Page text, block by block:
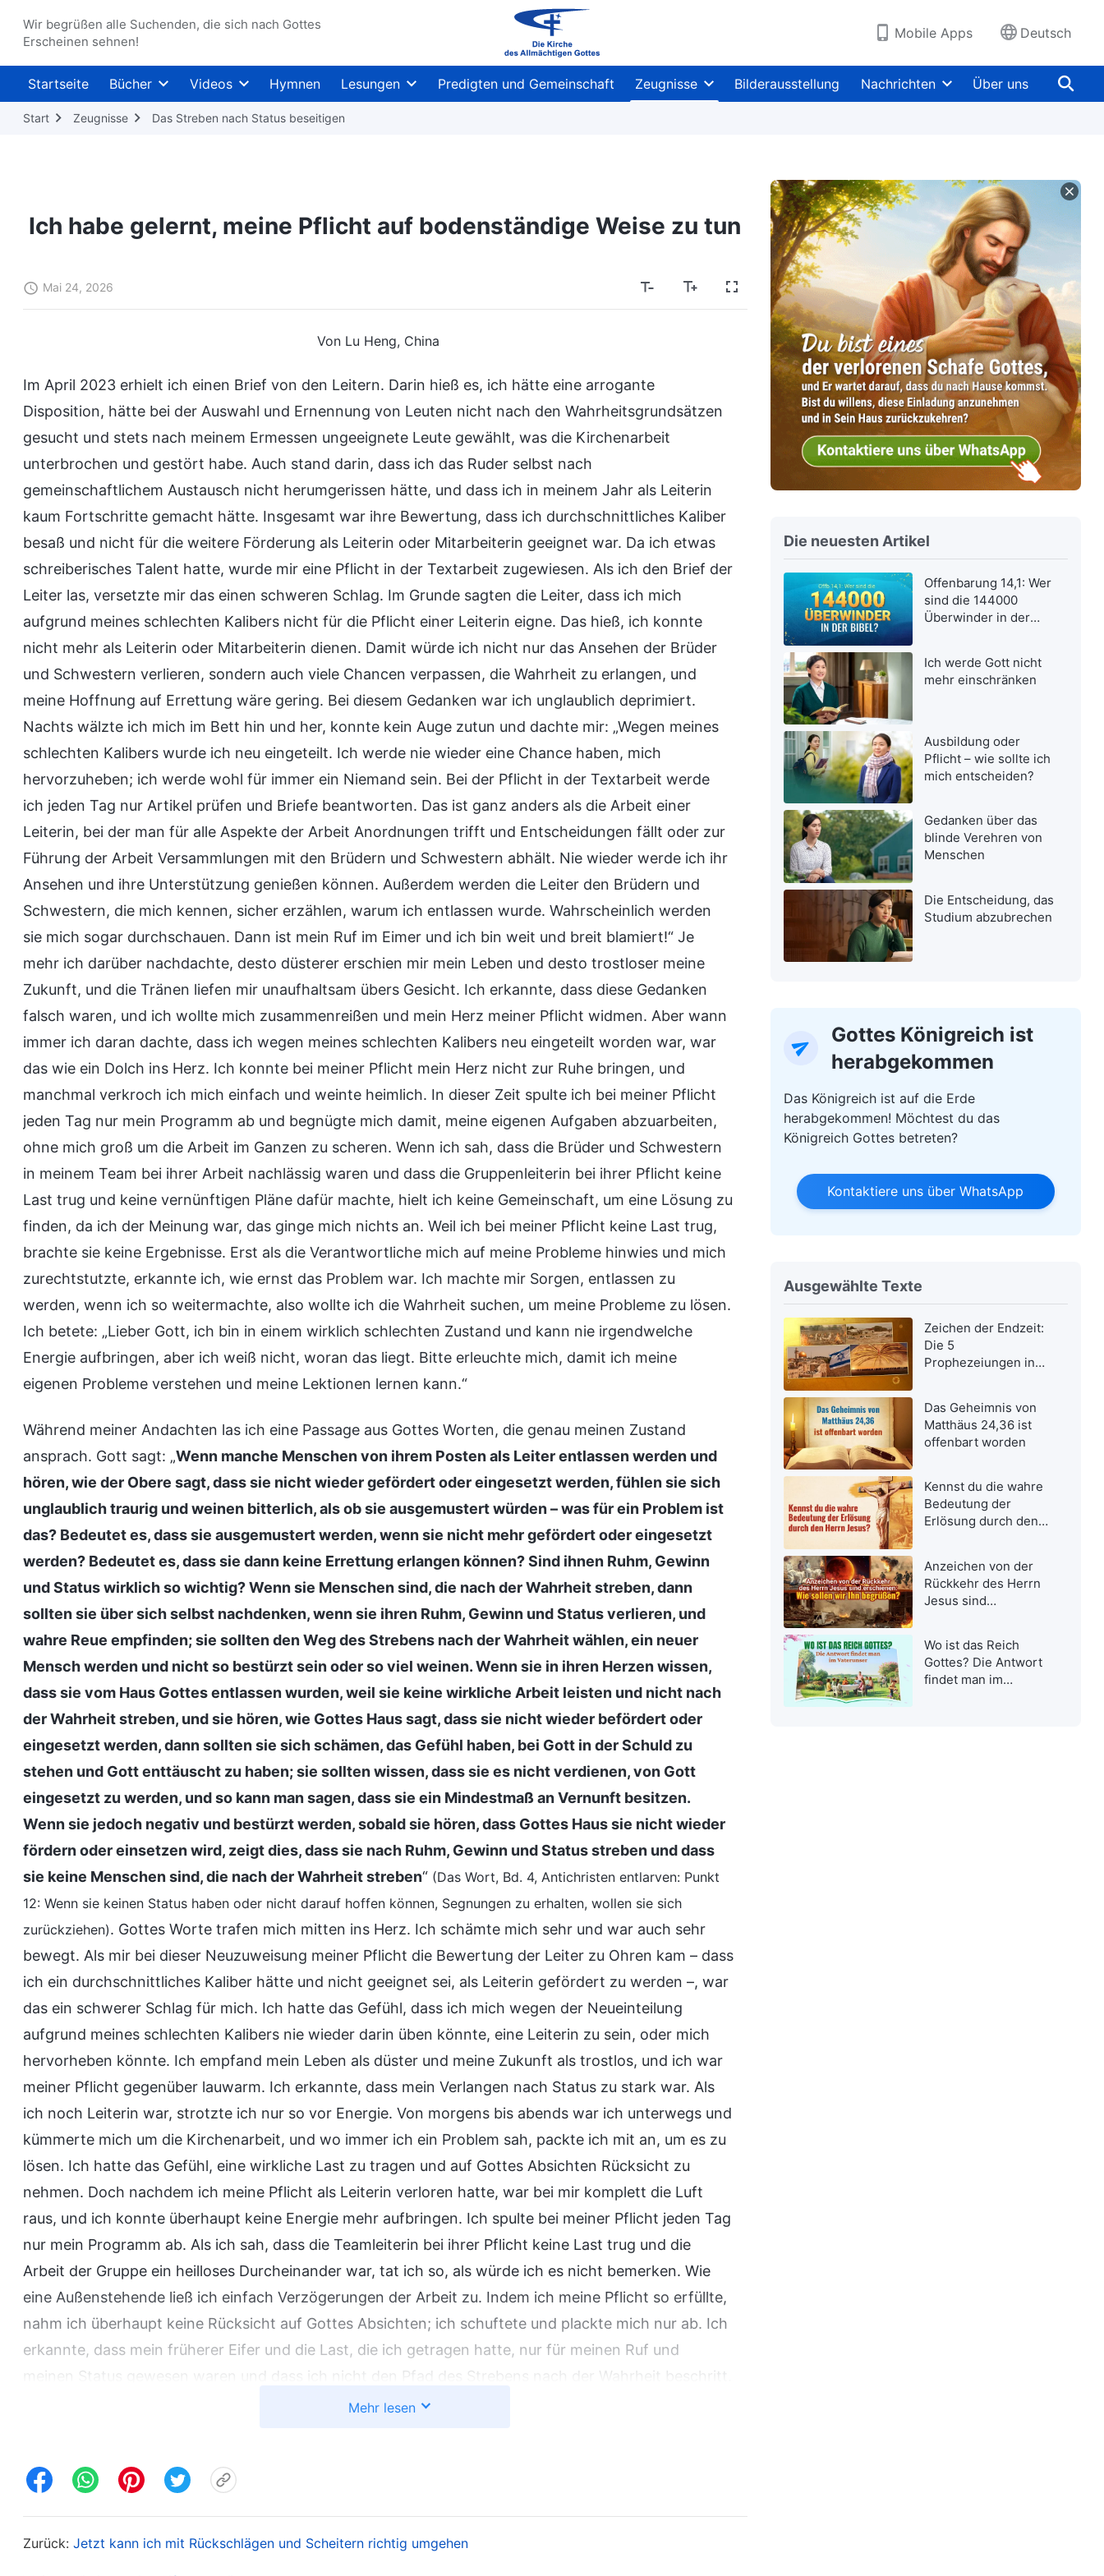
Wir begrüßen alle Suchenden, die sich nach Gottes
Erscheinen sehnen!
Mobile Apps Deutsch
Startseite Bücher Videos Hymnen Lesungen Predigten und Gemeinschaft Zeugnisse Bilderausstellung Nachrichten Über uns
Start Zeugnisse Das Streben nach Status beseitigen
Ich habe gelernt, meine Pflicht auf bodenständige Weise zu tun
Mai 24, 2026
Von Lu Heng, China
Im April 2023 erhielt ich einen Brief von den Leitern. Darin hieß es, ich hätte eine arrogante
Disposition, hätte bei der Auswahl und Ernennung von Leuten nicht nach den Wahrheitsgrundsätzen
gesucht und stets nach meinem Ermessen ungeeignete Leute gewählt, was die Kirchenarbeit
unterbrochen und gestört habe. Auch stand darin, dass ich das Ruder selbst nach
gemeinschaftlichem Austausch nicht herumgerissen hätte, und dass ich in meinem Jahr als Leiterin
kaum Fortschritte gemacht hätte. Insgesamt war ihre Bewertung, dass ich durchschnittliches Kaliber
besaß und nicht für die weitere Förderung als Leiterin oder Mitarbeiterin geeignet war. Da ich etwas
schreiberisches Talent hatte, wurde mir eine Pflicht in der Textarbeit zugewiesen. Als ich den Brief der
Leiter las, versetzte mir das einen schweren Schlag. Im Grunde sagten die Leiter, dass ich mich
aufgrund meines schlechten Kalibers nicht für die Pflicht einer Leiterin eigne. Das hieß, ich konnte
nicht mehr als Leiterin oder Mitarbeiterin dienen. Damit würde ich nicht nur das Ansehen der Brüder
und Schwestern verlieren, sondern auch viele Chancen verpassen, die Wahrheit zu erlangen, und
meine Hoffnung auf Errettung wäre gering. Bei diesem Gedanken war ich unglaublich deprimiert.
Nachts wälzte ich mich im Bett hin und her, konnte kein Auge zutun und dachte mir: „Wegen meines
schlechten Kalibers wurde ich neu eingeteilt. Ich werde nie wieder eine Chance haben, mich
hervorzuheben; ich werde wohl für immer ein Niemand sein. Bei der Pflicht in der Textarbeit werde
ich jeden Tag nur Artikel prüfen und Briefe beantworten. Das ist ganz anders als die Arbeit einer
Leiterin, bei der man für alle Aspekte der Arbeit Anordnungen trifft und Entscheidungen fällt oder zur
Führung der Arbeit Versammlungen mit den Brüdern und Schwestern abhält. Nie wieder werde ich ihr
Ansehen und ihre Unterstützung genießen können. Außerdem werden die Leiter den Brüdern und
Schwestern, die mich kennen, sicher erzählen, warum ich entlassen wurde. Wahrscheinlich werden
sie mich sogar durchschauen. Dann ist mein Ruf im Eimer und ich bin weit und breit blamiert!“ Je
mehr ich darüber nachdachte, desto düsterer erschien mir mein Leben und desto trostloser meine
Zukunft, und die Tränen liefen mir unaufhaltsam übers Gesicht. Ich erkannte, dass diese Gedanken
falsch waren, und ich wollte mich zusammenreißen und mein Herz meiner Pflicht widmen. Aber wann
immer ich daran dachte, dass ich wegen meines schlechten Kalibers neu eingeteilt worden war, war
das wie ein Dolch ins Herz. Ich konnte bei meiner Pflicht mein Herz nicht zur Ruhe bringen, und
manchmal verkroch ich mich einfach und weinte heimlich. In dieser Zeit spulte ich bei meiner Pflicht
jeden Tag nur mein Programm ab und begnügte mich damit, meine eigenen Aufgaben abzuarbeiten,
ohne mich groß um die Arbeit im Ganzen zu scheren. Wenn ich sah, dass die Brüder und Schwestern
in meinem Team bei ihrer Arbeit nachlässig waren und dass die Gruppenleiterin bei ihrer Pflicht keine
Last trug und keine vernünftigen Pläne dafür machte, hielt ich keine Gemeinschaft, um eine Lösung zu
finden, da ich der Meinung war, das ginge mich nichts an. Weil ich bei meiner Pflicht keine Last trug,
brachte sie keine Ergebnisse. Erst als die Verantwortliche mich auf meine Probleme hinwies und mich
zurechtstutzte, erkannte ich, wie ernst das Problem war. Ich machte mir Sorgen, entlassen zu
werden, wenn ich so weitermachte, also wollte ich die Wahrheit suchen, um meine Probleme zu lösen.
Ich betete: „Lieber Gott, ich bin in einem wirklich schlechten Zustand und kann nie irgendwelche
Energie aufbringen, aber ich weiß nicht, woran das liegt. Bitte erleuchte mich, damit ich meine
eigenen Probleme verstehen und meine Lektionen lernen kann.“
Während meiner Andachten las ich eine Passage aus Gottes Worten, die genau meinen Zustand
ansprach. Gott sagt: „Wenn manche Menschen von ihrem Posten als Leiter entlassen werden und
hören, wie der Obere sagt, dass sie nicht wieder gefördert oder eingesetzt werden, fühlen sie sich
unglaublich traurig und weinen bitterlich, als ob sie ausgemustert würden – was für ein Problem ist
das? Bedeutet es, dass sie ausgemustert werden, wenn sie nicht mehr gefördert oder eingesetzt
werden? Bedeutet es, dass sie dann keine Errettung erlangen können? Sind ihnen Ruhm, Gewinn
und Status wirklich so wichtig? Wenn sie Menschen sind, die nach der Wahrheit streben, dann
sollten sie über sich selbst nachdenken, wenn sie ihren Ruhm, Gewinn und Status verlieren, und
wahre Reue empfinden; sie sollten den Weg des Strebens nach der Wahrheit wählen, ein neuer
Mensch werden und nicht so bestürzt sein oder so viel weinen. Wenn sie in ihren Herzen wissen,
dass sie vom Haus Gottes entlassen wurden, weil sie keine wirkliche Arbeit leisten und nicht nach
der Wahrheit streben, und sie hören, wie Gottes Haus sagt, dass sie nicht wieder befördert oder
eingesetzt werden, dann sollten sie sich schämen, das Gefühl haben, bei Gott in der Schuld zu
stehen und Gott enttäuscht zu haben; sie sollten wissen, dass sie es nicht verdienen, von Gott
eingesetzt zu werden, und so kann man sagen, dass sie ein Mindestmaß an Vernunft besitzen.
Wenn sie jedoch negativ und bestürzt werden, sobald sie hören, dass Gottes Haus sie nicht wieder
fördern oder einsetzen wird, zeigt dies, dass sie nach Ruhm, Gewinn und Status streben und dass
sie keine Menschen sind, die nach der Wahrheit streben“ (Das Wort, Bd. 4, Antichristen entlarven: Punkt
12: Wenn sie keinen Status haben oder nicht darauf hoffen können, Segnungen zu erhalten, wollen sie sich
zurückziehen). Gottes Worte trafen mich mitten ins Herz. Ich schämte mich sehr und war auch sehr
bewegt. Als mir bei dieser Neuzuweisung meiner Pflicht die Bewertung der Leiter zu Ohren kam – dass
ich ein durchschnittliches Kaliber hätte und nicht geeignet sei, als Leiterin gefördert zu werden –, war
das ein schwerer Schlag für mich. Ich hatte das Gefühl, dass ich mich wegen der Neueinteilung
aufgrund meines schlechten Kalibers nie wieder darin üben könnte, eine Leiterin zu sein, oder mich
hervorheben könnte. Ich empfand mein Leben als düster und meine Zukunft als trostlos, und ich war
meiner Pflicht gegenüber lauwarm. Ich erkannte, dass mein Verlangen nach Status zu stark war. Als
ich noch Leiterin war, strotzte ich nur so vor Energie. Von morgens bis abends war ich unterwegs und
kümmerte mich um die Kirchenarbeit, und wo immer ich ein Problem sah, packte ich mit an, um es zu
lösen. Ich hatte das Gefühl, eine wirkliche Last zu tragen und auf Gottes Absichten Rücksicht zu
nehmen. Doch nachdem ich meine Pflicht als Leiterin verloren hatte, war bei mir komplett die Luft
raus, und ich konnte überhaupt keine Energie mehr aufbringen. Ich spulte bei meiner Pflicht jeden Tag
nur mein Programm ab. Als ich sah, dass die Teamleiterin bei ihrer Pflicht keine Last trug und die
Arbeit der Gruppe ein heilloses Durcheinander war, tat ich so, als würde ich es nicht bemerken. Wie
eine Außenstehende ließ ich einfach Verzögerungen der Arbeit zu. Indem ich meine Pflicht so erfüllte,
nahm ich überhaupt keine Rücksicht auf Gottes Absichten; ich schuftete und plackte mich nur ab. Ich
erkannte, dass mein früherer Eifer und die Last, die ich getragen hatte, nur für meinen Ruf und
meinen Status gewesen waren und dass ich nicht den Pfad des Strebens nach der Wahrheit beschritt.
Mein schlechtes Kaliber war tatsächlich nur einer der Gründe für meine Entlassung; der Hauptgrund
verstehen und wahre Buße zu tun, anstatt den ganzen Tag wegen meines Statusverlusts
Mehr lesen
Zurück: Jetzt kann ich mit Rückschlägen und Scheitern richtig umgehen
Die neuesten Artikel
Offenbarung 14,1: Wer
sind die 144000
Überwinder in der
Ich werde Gott nicht
mehr einschränken
Ausbildung oder
Pflicht – wie sollte ich
mich entscheiden?
Gedanken über das
blinde Verehren von
Menschen
Die Entscheidung, das
Studium abzubrechen
Gottes Königreich ist
herabgekommen
Das Königreich ist auf die Erde
herabgekommen! Möchtest du das
Königreich Gottes betreten?
Kontaktiere uns über WhatsApp
Ausgewählte Texte
Zeichen der Endzeit:
Die 5
Prophezeiungen in
Herrn Jesus wurden
erfüllt
Das Geheimnis von
Matthäus 24,36 ist
offenbart worden
Kennst du die wahre
Bedeutung der
Erlösung durch den
Anzeichen von der
Rückkehr des Herrn
Jesus sind
begrüßen?
Wo ist das Reich
Gottes? Die Antwort
findet man im